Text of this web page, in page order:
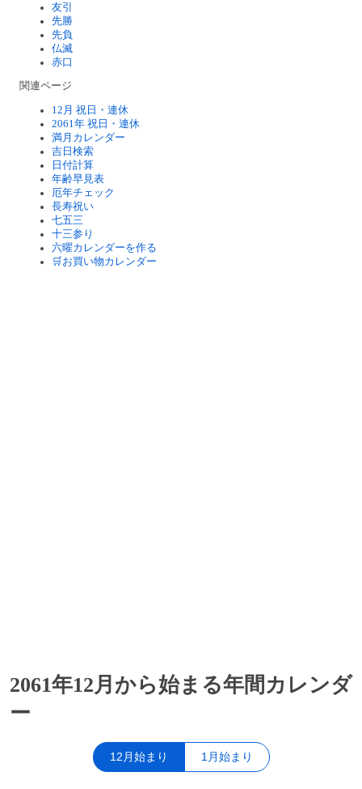
友引
先勝
先負
仏滅
赤口
関連ページ
12月 祝日・連休
2061年 祝日・連休
満月カレンダー
吉日検索
日付計算
年齢早見表
厄年チェック
長寿祝い
七五三
十三参り
六曜カレンダーを作る
🛒お買い物カレンダー
2061年12月から始まる年間カレンダ
ー
12月始まり 1月始まり